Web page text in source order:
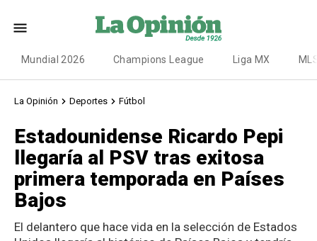
Mundial 2026 Champions League Liga MX
La Opinión Deportes Fútbol
Estadounidense Ricardo Pepi
llegaría al PSV tras exitosa
primera temporada en Países
Bajos
El delantero que hace vida en la selección de Estados